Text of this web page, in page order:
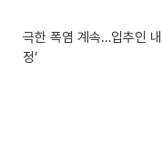
극한 폭염 계속…입추인 내
정’